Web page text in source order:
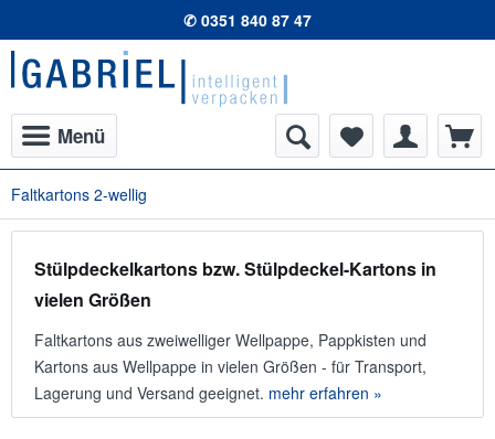
✆ 0351 840 87 47
Menü
Faltkartons 2-wellig
Stülpdeckelkartons bzw. Stülpdeckel-Kartons in
vielen Größen
Faltkartons aus zweiwelliger Wellpappe, Pappkisten und
Kartons aus Wellpappe in vielen Größen - für Transport,
Lagerung und Versand geeignet. mehr erfahren »